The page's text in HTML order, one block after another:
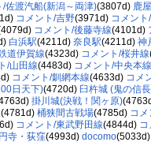
/佐渡汽船(新潟～両津)(3807d) 鹿屋
コメント/吉野(3971d) コメン
コメント/後藤寺線(4101d)
白浜駅(4211d) 奈良駅(4211d) 神
道伊賀線(4323d) コメント/桜井線
/山田線(4483d) コメント/中央本
コメント/釧網本線(4633d) コメ
日天下)(4720d) 臼杵城 (鬼の信
掛川城(決戦！関ヶ原)
(4781d) 桶狭間古戦場(4785d) コ
コメント/東武野田線(4844d)
寺・荻窪(4993d) docomo